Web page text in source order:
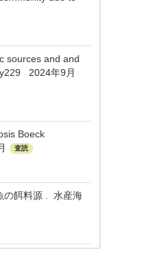
sources and and
2024年9月
Boeck
査読
の餌料源 . 水産海